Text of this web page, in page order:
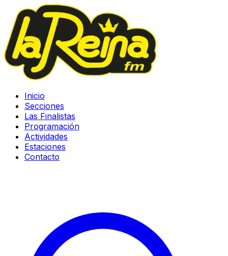
Inicio
Secciones
Las Finalistas
Programación
Actividades
Estaciones
Contacto